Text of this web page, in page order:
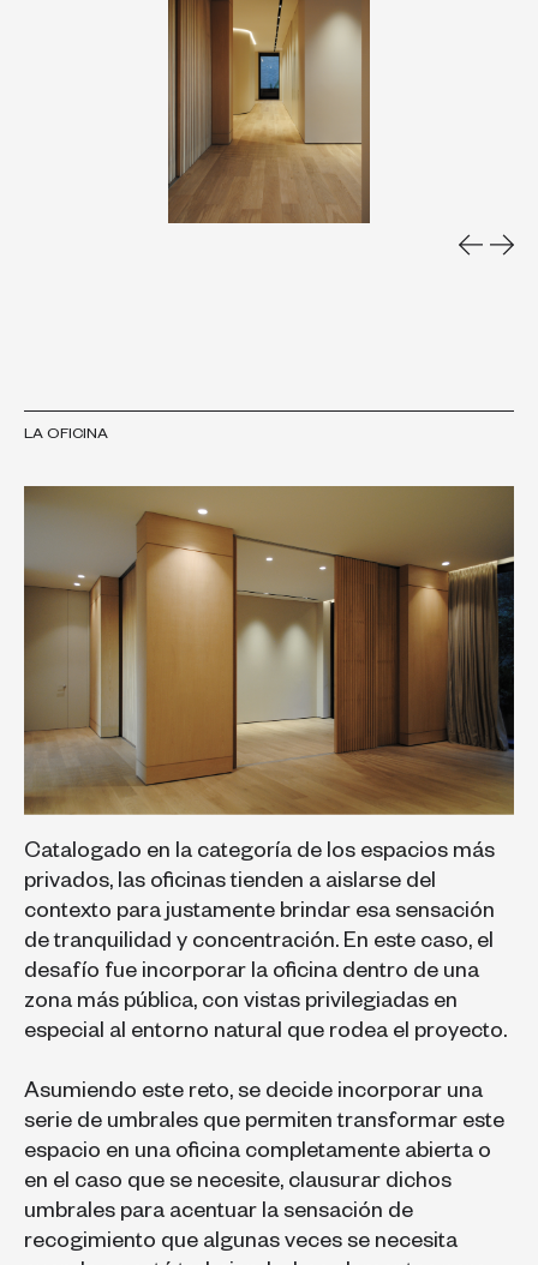
LA OFICINA
Catalogado en la categoría de los espacios más
privados, las oficinas tienden a aislarse del
contexto para justamente brindar esa sensación
de tranquilidad y concentración. En este caso, el
desafío fue incorporar la oficina dentro de una
zona más pública, con vistas privilegiadas en
especial al entorno natural que rodea el proyecto.
Asumiendo este reto, se decide incorporar una
serie de umbrales que permiten transformar este
espacio en una oficina completamente abierta o
en el caso que se necesite, clausurar dichos
umbrales para acentuar la sensación de
recogimiento que algunas veces se necesita